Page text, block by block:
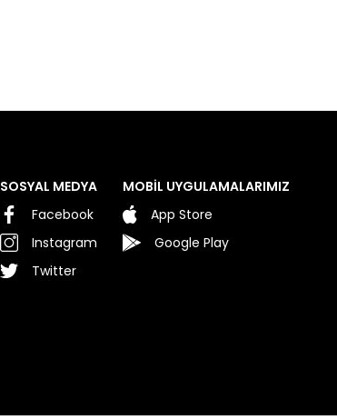
SOSYAL MEDYA
Facebook
Instagram
Twitter
MOBİL UYGULAMALARIMIZ
App Store
Google Play